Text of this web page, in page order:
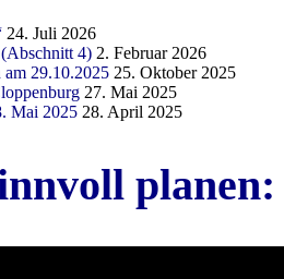
24. Juli 2026
4) 2. Februar 2026
am 29.10.2025 25. Oktober 2025
27. Mai 2025
Mai 2025 28. April 2025
planen: